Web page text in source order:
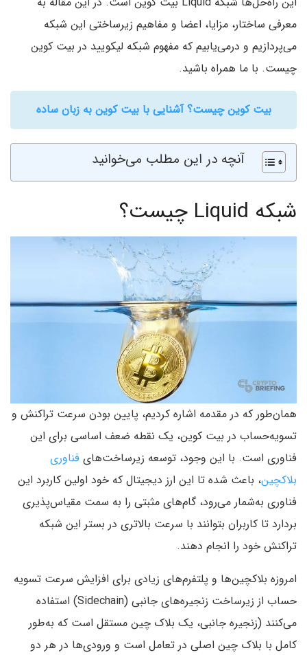
معرفی ساختار، مزایا، اعضا و مفاهیم زیرساختی این شبکه
می‌پردازیم و درمی‌یابیم که مفهوم شبکه لیکویید در بیت کوین
چیست. با ما همراه باشید.
بیت کوین چیست؟ آشنایی با بیت کوین به زبان ساده
آنچه در این مطلب می‌خوانید
شبکه Liquid چیست؟
همان‌طور که در مقدمه اشاره کردیم، پایین بودن سرعت تراکنش و
تسویه‌حساب در بیت‌ کوین، یک نقطه ضعف اساسی برای این
فناوری است. با این وجود، توسعه زیرساخت‌های فناوری
بلاکچین، باعث شده تا این ارز دیجیتال که خود اولین کاربرد این
فناوری به‌شمار می‌رود، گام‌های مثبتی را به سمت مقیاس‌پذیری
بردارد تا کاربران بتوانند با سرعت بالاتری در بستر این شبکه
تراکنش خود را انجام دهند.
امروزه بلاکچین‌ها و پلتفرم‌های زیادی برای افزایش سرعت تسویه
حساب از زیرساخت زنجیره‌های جانبی (Sidechain) استفاده
می‌کنند (زنجیره جانبی، یک بلاک چین مستقل است که به‌طور
کامل با بلاک چین اصلی در تعامل است و ورودی‌ها در هر دو